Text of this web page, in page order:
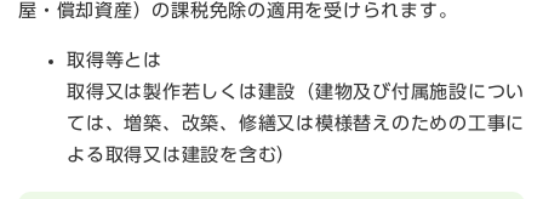
屋・償却資産）の課税免除の適用を受けられます。
取得等とは
取得又は製作若しくは建設（建物及び付属施設につい
ては、増築、改築、修繕又は模様替えのための工事に
よる取得又は建設を含む）